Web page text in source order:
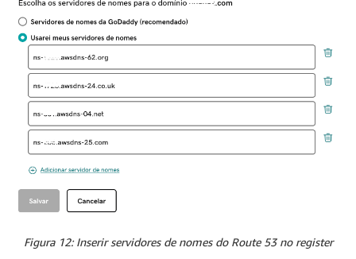
Figura 12: Inserir servidores de nomes do Route 53 no register